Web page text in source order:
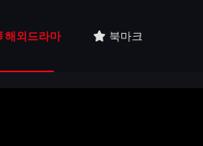
해외드라마 북마크